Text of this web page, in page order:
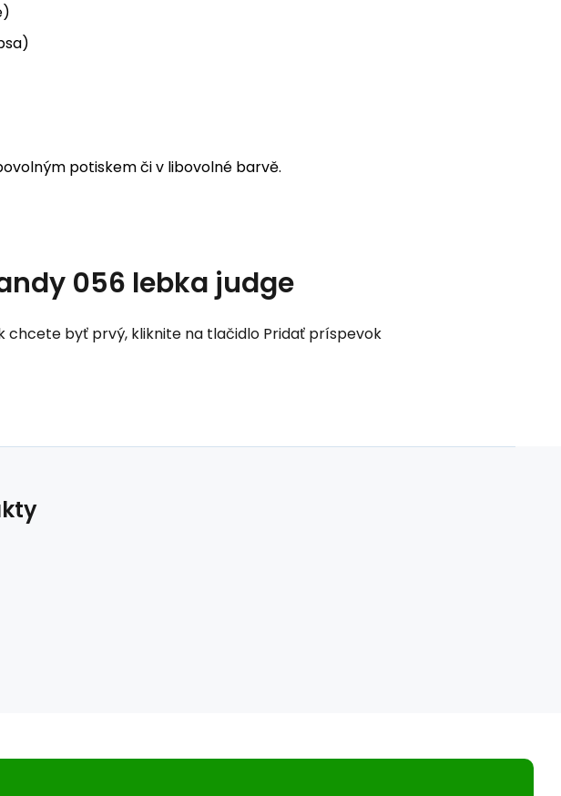
potiskem či v libovolné barvě.
056 lebka judge
chcete byť prvý, kliknite na tlačidlo Pridať príspevok